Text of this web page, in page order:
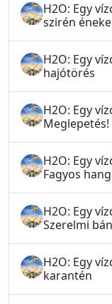
H2O: Egy
szirén éneke
H2O: Egy
hajótörés
H2O: Egy
Meglepetés!
H2O: Egy
Fagyos
H2O: Egy
Szerelmi
H2O: Egy
karantén